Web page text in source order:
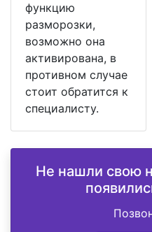
функцию
разморозки,
возможно она
активирована, в
противном случае
стоит обратится к
специалисту.
Не нашли свою